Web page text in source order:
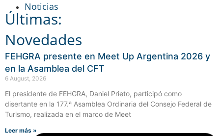
Noticias
Últimas:
Novedades
FEHGRA presente en Meet Up Argentina 2026 y
en la Asamblea del CFT
6 August, 2026
El presidente de FEHGRA, Daniel Prieto, participó como
disertante en la 177.ª Asamblea Ordinaria del Consejo Federal de
Turismo, realizada en el marco de Meet
Leer más »